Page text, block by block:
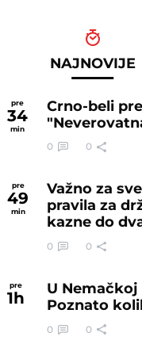
NAJNOVIJE
pre
34
min
Crno-beli
0 0
pre
49
min
Važno za
pravila za
kazne do
0 0
pre
1h
U
Poznato
0 0